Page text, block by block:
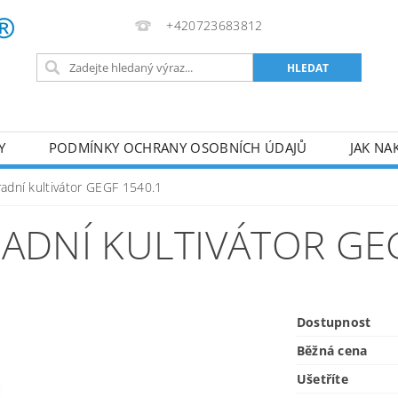
+420723683812
PODMÍNKY OCHRANY OSOBNÍCH ÚDAJŮ
JAK
AKUMULÁTOROVÉ NÁŘADÍ
RUČNÍ NÁŘADÍ AKU NÁŘADÍ
STAVEBNÍ
kultivátor GEGF 1540.1
KULTIVÁTOR
Dostupnost
Běžná cena
Ušetříte